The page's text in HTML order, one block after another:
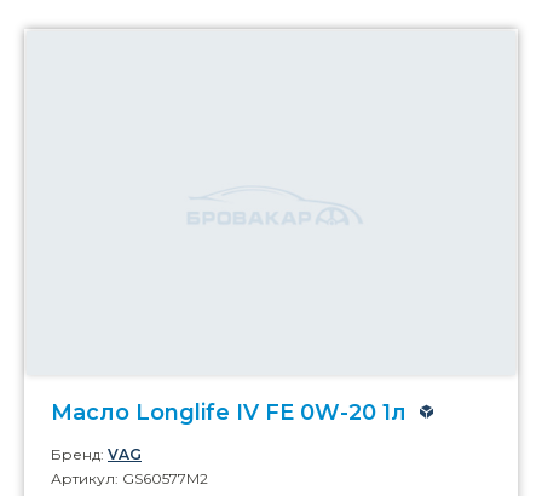
Масло Longlife IV FE 0W-20 1л
Бренд: VAG
Артикул: GS60577M2